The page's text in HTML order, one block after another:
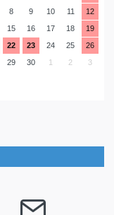
8 9 10 11
12
15 16 17 18
19
22 23 24 25
26
29 30 1 2 3